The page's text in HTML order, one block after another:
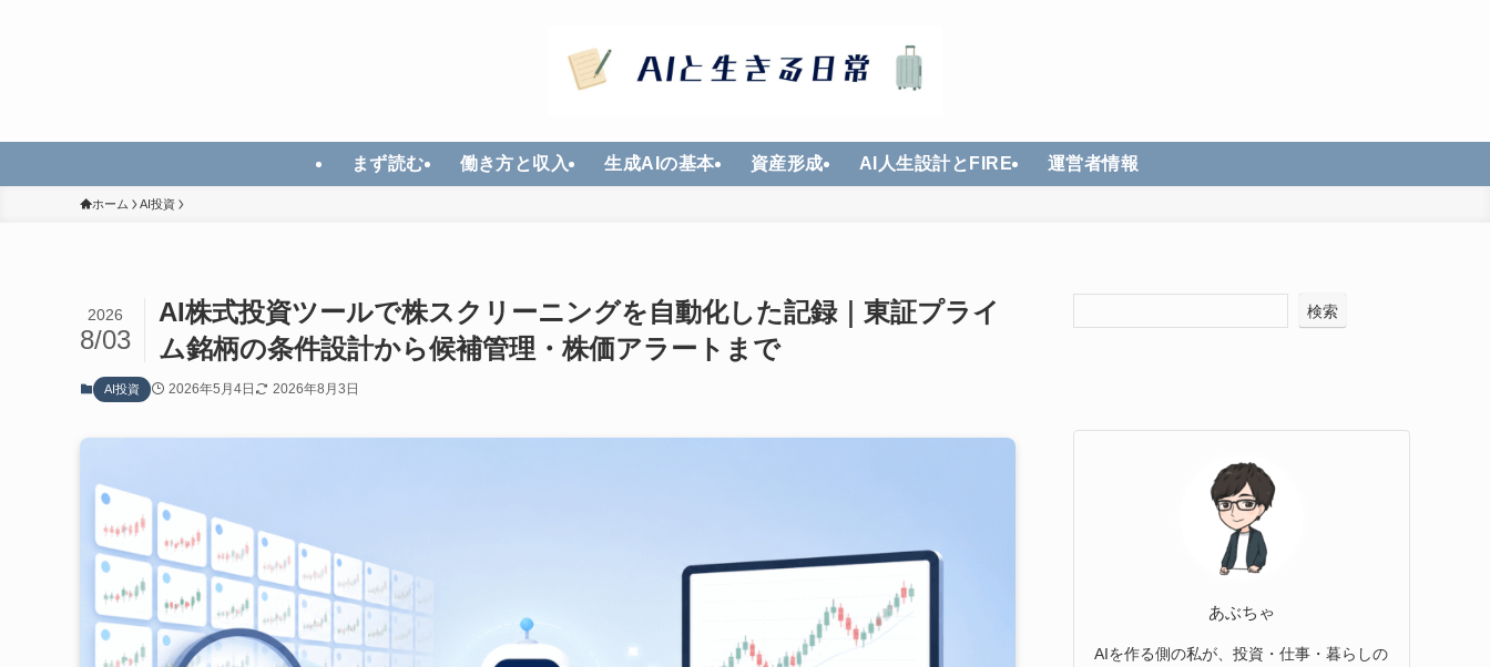
まず読む 働き方と収入 生成AIの基本 資産形成 AI人生設計とFIRE 運営者情報
ホーム AI投資
AI株式投資ツールで株スクリーニングを自動化した記録｜東証プライ
ム銘柄の条件設計から候補管理・株価アラートまで
2026
8/03
AI投資 2026年5月4日 2026年8月3日
検索
あぶちゃ
AIを作る側の私が、投資・仕事・暮らしの